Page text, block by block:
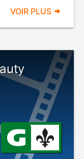
VOIR PLUS